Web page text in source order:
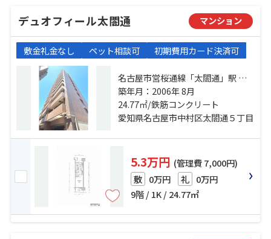
デュオフィール太閤通 マンション
敷金礼金なし ペット相談可 初期費用カード決済可
名古屋市営桜通線「太閤通」駅 徒
歩7分 名古屋市営東山線「中村日
赤」駅 徒歩12分 東海道本線「名古
屋」駅 徒歩18分
築年月：2006年 8月
24.77㎡/鉄筋コンクリート
愛知県名古屋市中村区太閤通５丁目
5.3万円 (管理費 7,000円)
敷 0万円 礼 0万円
9階 / 1K / 24.77㎡